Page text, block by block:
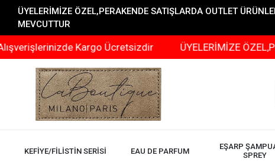
ÜYELERİMİZE ÖZEL,PERAKENDE SATIŞLARDA OUTLET
MEVCUTTUR
Kargo Ücretsizdir ÜYELERİMİZE
KEFİYE/FİLİSTİN SERİSİ EAU DE PARFUM
EŞARP
SPREY